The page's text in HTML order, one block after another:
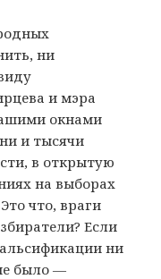
ни
и мэра
окнами
и тысячи
в открытую
на выборах
что, враги
Если
ни
было —